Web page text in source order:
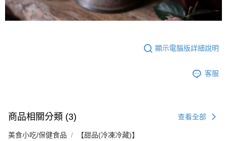
顯示電腦版詳細說明
客服
商品相關分類 (3) 查看全部
美食小吃/保健食品 【甜品(冷凍冷藏)】